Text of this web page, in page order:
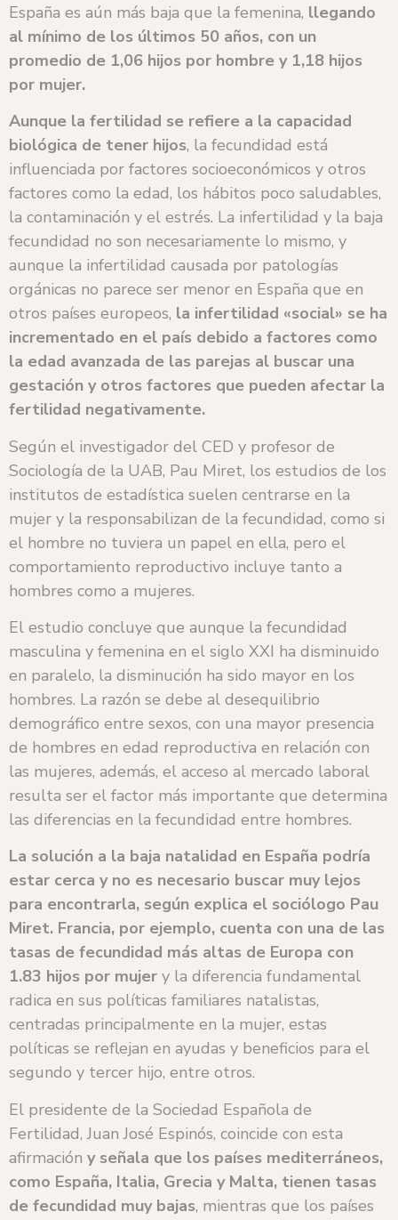
España es aún más baja que la femenina, llegando
al mínimo de los últimos 50 años, con un
promedio de 1,06 hijos por hombre y 1,18 hijos
por mujer.
Aunque la fertilidad se refiere a la capacidad
biológica de tener hijos, la fecundidad está
influenciada por factores socioeconómicos y otros
factores como la edad, los hábitos poco saludables,
la contaminación y el estrés. La infertilidad y la baja
fecundidad no son necesariamente lo mismo, y
aunque la infertilidad causada por patologías
orgánicas no parece ser menor en España que en
otros países europeos, la infertilidad «social» se ha
incrementado en el país debido a factores como
la edad avanzada de las parejas al buscar una
gestación y otros factores que pueden afectar la
fertilidad negativamente.
Según el investigador del CED y profesor de
Sociología de la UAB, Pau Miret, los estudios de los
institutos de estadística suelen centrarse en la
mujer y la responsabilizan de la fecundidad, como si
el hombre no tuviera un papel en ella, pero el
comportamiento reproductivo incluye tanto a
hombres como a mujeres.
El estudio concluye que aunque la fecundidad
masculina y femenina en el siglo XXI ha disminuido
en paralelo, la disminución ha sido mayor en los
hombres. La razón se debe al desequilibrio
demográfico entre sexos, con una mayor presencia
de hombres en edad reproductiva en relación con
las mujeres, además, el acceso al mercado laboral
resulta ser el factor más importante que determina
las diferencias en la fecundidad entre hombres.
La solución a la baja natalidad en España podría
estar cerca y no es necesario buscar muy lejos
para encontrarla, según explica el sociólogo Pau
Miret. Francia, por ejemplo, cuenta con una de las
tasas de fecundidad más altas de Europa con
1.83 hijos por mujer y la diferencia fundamental
radica en sus políticas familiares natalistas,
centradas principalmente en la mujer, estas
políticas se reflejan en ayudas y beneficios para el
segundo y tercer hijo, entre otros.
El presidente de la Sociedad Española de
Fertilidad, Juan José Espinós, coincide con esta
afirmación y señala que los países mediterráneos,
como España, Italia, Grecia y Malta, tienen tasas
de fecundidad muy bajas, mientras que los países